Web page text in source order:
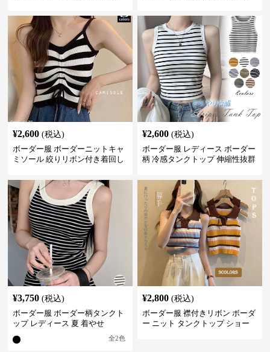
¥2,600 (税込)
ボーダー服 ボーダーニットキャ
ミソール 絞りリボン付き着回し
¥2,600 (税込)
ボーダー服 レディース ボーダー
柄 冷感タンクトップ 伸縮性抜群
¥3,750 (税込)
ボーダー服 ボーダー柄タンクト
ップ レディース 夏 着やせ
全2色
¥2,800 (税込)
ボーダー服 襟付きリボン ボーダ
ー ニット タンクトップ ショー